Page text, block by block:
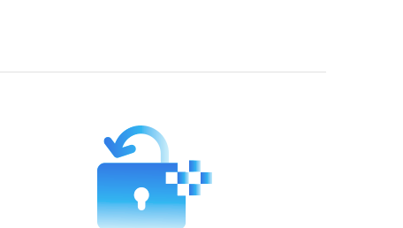
伺服器資料同步至 NAS 裝置或雲端儲存空間。
，我們也針對 Western Digital、Synology 及其他
式。